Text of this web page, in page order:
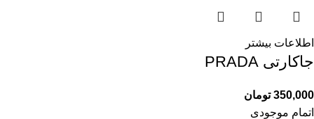
اطلاعات بیشتر
جاکارتی PRADA
350,000 تومان
اتمام موجودی